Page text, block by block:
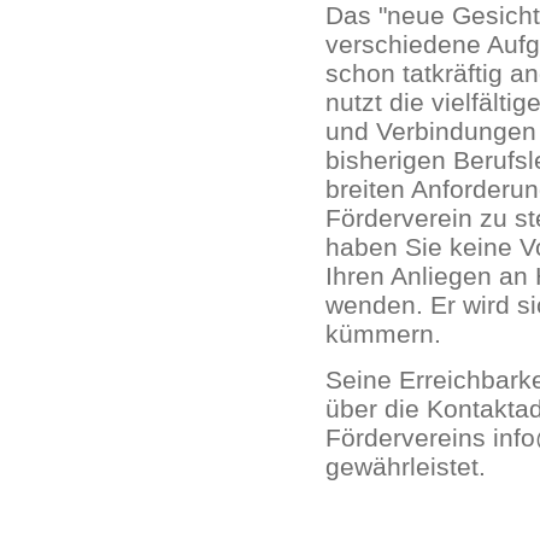
Das "neue
verschiedene
schon tatkräftig
nutzt die
und
bisherigen
breiten
Förderverein zu
haben Sie keine
Ihren Anliegen an
wenden. Er wird
kümmern.
Seine
über die
Fördervereins
gewährleistet.